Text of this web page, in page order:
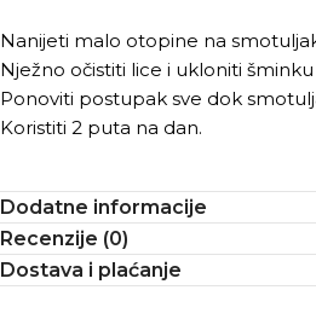
Nanijeti malo otopine na
Nježno očistiti lice i ukloniti
Ponoviti postupak sve dok
Koristiti 2 puta na dan.
Dodatne informacije
Recenzije (0)
Dostava i plaćanje